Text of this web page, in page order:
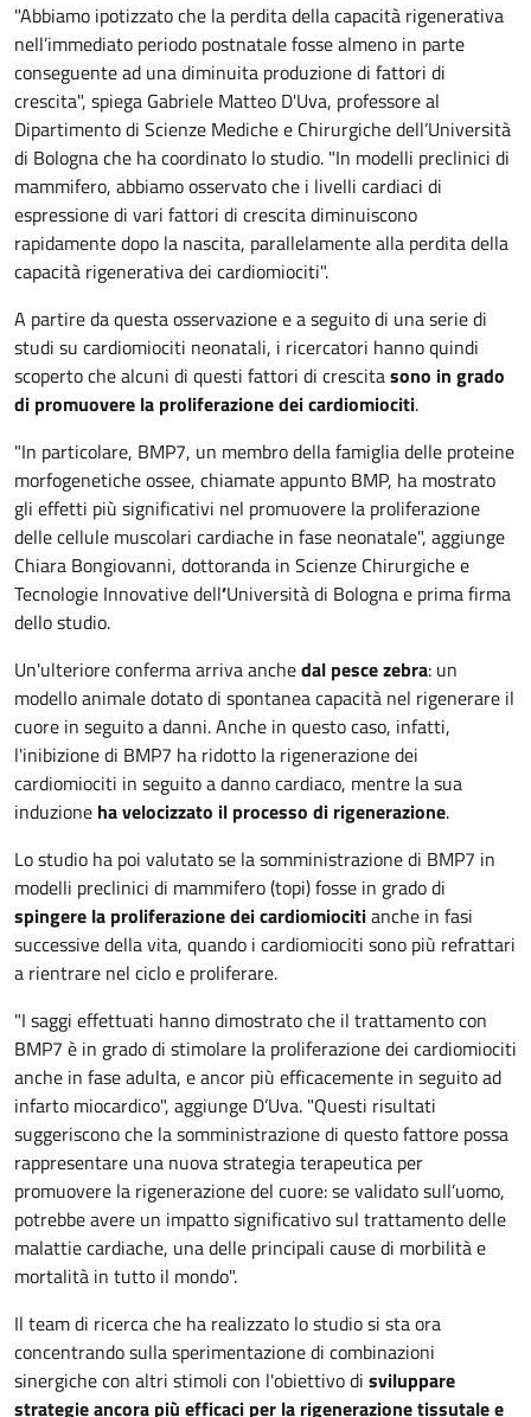
"Abbiamo ipotizzato che la perdita della capacità rigenerativa
nell’immediato periodo postnatale fosse almeno in parte
conseguente ad una diminuita produzione di fattori di
crescita", spiega Gabriele Matteo D'Uva, professore al
Dipartimento di Scienze Mediche e Chirurgiche dell’Università
di Bologna che ha coordinato lo studio. "In modelli preclinici di
mammifero, abbiamo osservato che i livelli cardiaci di
espressione di vari fattori di crescita diminuiscono
rapidamente dopo la nascita, parallelamente alla perdita della
capacità rigenerativa dei cardiomiociti".
A partire da questa osservazione e a seguito di una serie di
studi su cardiomiociti neonatali, i ricercatori hanno quindi
scoperto che alcuni di questi fattori di crescitasono in grado
di promuovere la proliferazione dei cardiomiociti.
"In particolare, BMP7, un membro della famiglia delle proteine
morfogenetiche ossee, chiamate appunto BMP, ha mostrato
gli effetti più significativi nel promuovere la proliferazione
delle cellule muscolari cardiache in fase neonatale", aggiunge
Chiara Bongiovanni, dottoranda in Scienze Chirurgiche e
Tecnologie Innovative dell’Università di Bologna e prima firma
dello studio.
Un'ulteriore conferma arriva anchedal pesce zebra: un
modello animale dotato di spontanea capacità nel rigenerare il
cuore in seguito a danni. Anche in questo caso, infatti,
l'inibizione di BMP7 ha ridotto la rigenerazione dei
cardiomiociti in seguito a danno cardiaco, mentre la sua
induzione ha velocizzato il processo di rigenerazione.
Lo studio ha poi valutato se la somministrazione di BMP7 in
modelli preclinici di mammifero (topi) fosse in grado di
spingere la proliferazione dei cardiomiocitianche in fasi
successive della vita, quando i cardiomiociti sono più refrattari
a rientrare nel ciclo e proliferare.
"I saggi effettuati hanno dimostrato che il trattamento con
BMP7 è in grado di stimolare la proliferazione dei cardiomiociti
anche in fase adulta, e ancor più efficacemente in seguito ad
infarto miocardico", aggiunge D’Uva. "Questi risultati
suggeriscono che la somministrazione di questo fattore possa
rappresentare una nuova strategia terapeutica per
promuovere la rigenerazione del cuore: se validato sull’uomo,
potrebbe avere un impatto significativo sul trattamento delle
malattie cardiache, una delle principali cause di morbilità e
mortalità in tutto il mondo".
Il team di ricerca che ha realizzato lo studio si sta ora
concentrando sulla sperimentazione di combinazioni
sinergiche con altri stimoli con l'obiettivo di sviluppare
strategie ancora più efficaci per la rigenerazione tissutale e